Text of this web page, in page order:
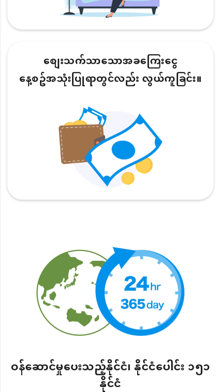
စျေးသက်သာသောအခကြေးငွေ
နေ့စဥ်အသုံးပြုရာတွင်လည်း လွယ်ကူခြင်း။
ဝန်ဆောင်မှုပေးသည့်နိုင်ငံ၊ နိုင်ငံပေါင်း ၁၅၁
နိုင်ငံ